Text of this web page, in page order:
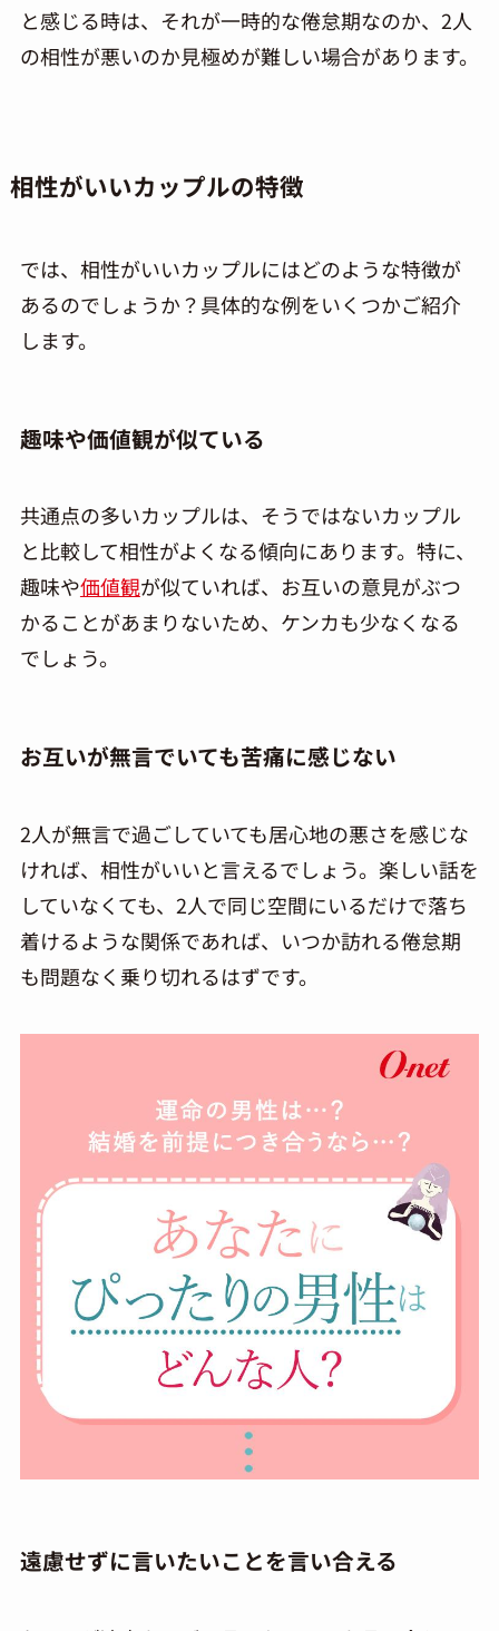
と感じる時は、それが一時的な倦怠期なのか、2人
の相性が悪いのか見極めが難しい場合があります。
相性がいいカップルの特徴
では、相性がいいカップルにはどのような特徴が
あるのでしょうか？具体的な例をいくつかご紹介
します。
趣味や価値観が似ている
共通点の多いカップルは、そうではないカップル
と比較して相性がよくなる傾向にあります。特に、
趣味や価値観が似ていれば、お互いの意見がぶつ
かることがあまりないため、ケンカも少なくなる
でしょう。
お互いが無言でいても苦痛に感じない
2人が無言で過ごしていても居心地の悪さを感じな
ければ、相性がいいと言えるでしょう。楽しい話を
していなくても、2人で同じ空間にいるだけで落ち
着けるような関係であれば、いつか訪れる倦怠期
も問題なく乗り切れるはずです。
遠慮せずに言いたいことを言い合える